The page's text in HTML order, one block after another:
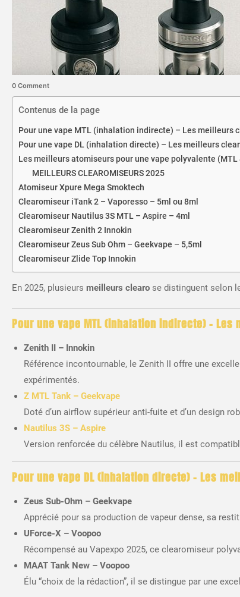
0 Comment
Contenus de la page
Pour une vape MTL (inhalation indirecte) – Les meilleurs
Pour une vape DL (inhalation directe) – Les meilleurs
Les meilleurs atomiseurs pour une vape polyvalente (MTL
MEILLEURS CLEAROMISEURS 2025
Atomiseur Xpure Mega Smoktech
Clearomiseur iTank 2 – Vaporesso – 5ml ou 8ml
Clearomiseur Nautilus 3S MTL – Aspire – 4ml
Clearomiseur Zenith 2 Innokin
Clearomiseur Zeus Sub Ohm – Geekvape – 5,5ml
Clearomiseur Zlide Top Innokin
En 2025, plusieurs meilleurs clearo se distinguent selon
Pour une vape MTL (inhalation indirecte) –
Zenith II – Innokin
Référence incontournable, le Zenith II offre une
expérimentés.
Z MTL Tank – Geekvape
Doté d’un airflow supérieur anti-fuite et d’un design
Nautilus 3S – Aspire
Version renforcée du célèbre Nautilus, il est
Pour une vape DL (inhalation directe) – Les
Zeus Sub-Ohm – Geekvape
Apprécié pour sa production de vapeur dense, sa
UForce-X – Voopoo
Récompensé au Vapexpo 2025, ce clearomiseur
MAAT Tank New – Voopoo
Élu “choix de la rédaction”, il se distingue par une